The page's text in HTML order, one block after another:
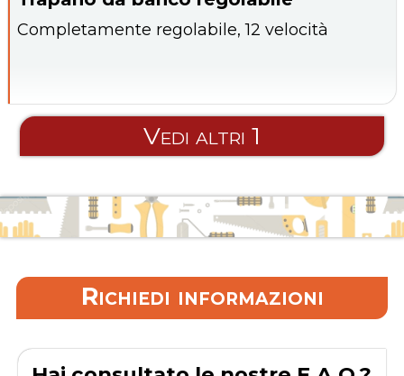
Completamente regolabile, 12 velocità
Vedi altri 1
Richiedi informazioni